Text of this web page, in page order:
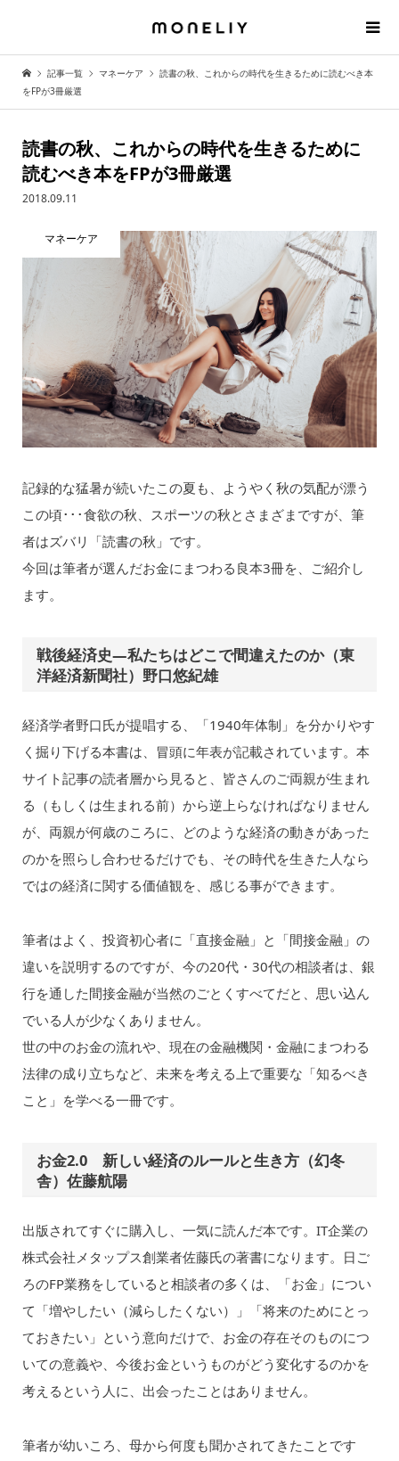
記事一覧 マネーケア
読書の秋、これからの時代を生きるために読むべき本
をFPが3冊厳選
読書の秋、これからの時代を生きるために
読むべき本をFPが3冊厳選
2018.09.11
マネーケア
記録的な猛暑が続いたこの夏も、ようやく秋の気配が漂う
この頃･･･食欲の秋、スポーツの秋とさまざまですが、筆
者はズバリ「読書の秋」です。
今回は筆者が選んだお金にまつわる良本3冊を、ご紹介し
ます。
戦後経済史―私たちはどこで間違えたのか（東
洋経済新聞社）野口悠紀雄
経済学者野口氏が提唱する、「1940年体制」を分かりやす
く掘り下げる本書は、冒頭に年表が記載されています。本
サイト記事の読者層から見ると、皆さんのご両親が生まれ
る（もしくは生まれる前）から逆上らなければなりません
が、両親が何歳のころに、どのような経済の動きがあった
のかを照らし合わせるだけでも、その時代を生きた人なら
ではの経済に関する価値観を、感じる事ができます。
筆者はよく、投資初心者に「直接金融」と「間接金融」の
違いを説明するのですが、今の20代・30代の相談者は、銀
行を通した間接金融が当然のごとくすべてだと、思い込ん
でいる人が少なくありません。
世の中のお金の流れや、現在の金融機関・金融にまつわる
法律の成り立ちなど、未来を考える上で重要な「知るべき
こと」を学べる一冊です。
お金2.0 新しい経済のルールと生き方（幻冬
舎）佐藤航陽
出版されてすぐに購入し、一気に読んだ本です。IT企業の
株式会社メタップス創業者佐藤氏の著書になります。日ご
ろのFP業務をしていると相談者の多くは、「お金」につい
て「増やしたい（減らしたくない）」「将来のためにとっ
ておきたい」という意向だけで、お金の存在そのものにつ
いての意義や、今後お金というものがどう変化するのかを
考えるという人に、出会ったことはありません。
筆者が幼いころ、母から何度も聞かされてきたことです